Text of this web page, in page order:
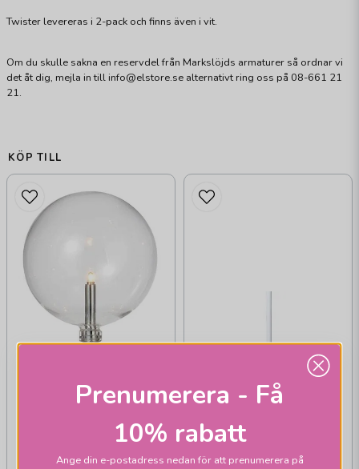
Twister levereras i 2-pack och finns även i vit.
Om du skulle sakna en reservdel från Markslöjds armaturer så ordnar vi
det åt dig, mejla in till info@elstore.se alternativt ring oss på 08-661 21
21.
KÖP TILL
Mäster ljusstake
reservglas
Prenumerera - Få
10% rabatt
Ange din e-postadress nedan för att prenumerera på